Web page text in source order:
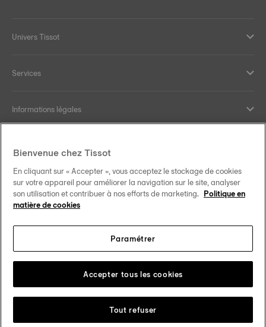
Univers Tissot
Services
Informations légales
Nos engagements
Suivez-nous sur les réseaux sociaux
Changer de pays Tissot Copyrights 2026
Bienvenue chez Tissot
En cliquant sur « Accepter », vous acceptez le stockage de cookies
sur votre appareil pour améliorer la navigation sur le site, analyser
son utilisation et contribuer à nos efforts de marketing. Politique en
matière de cookies
Paramétrer
Tout refuser
Accepter tous les cookies